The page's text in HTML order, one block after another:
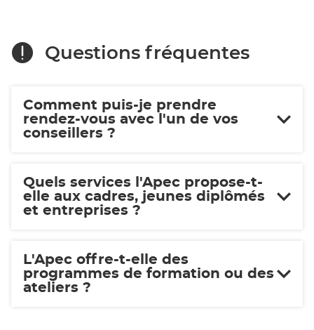
Questions fréquentes
Comment puis-je prendre
rendez-vous avec l'un de vos
conseillers ?
Quels services l'Apec propose-t-
elle aux cadres, jeunes diplômés
et entreprises ?
L'Apec offre-t-elle des
programmes de formation ou des
ateliers ?